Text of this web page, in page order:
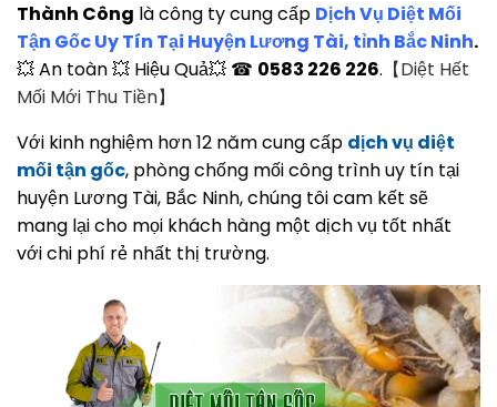
Thành Công là công ty cung cấp Dịch Vụ Diệt Mối
Tận Gốc Uy Tín Tại Huyện Lương Tài, tỉnh Bắc Ninh.
💥 An toàn 💥 Hiệu Quả💥 ☎ 0583 226 226. 【Diệt Hết
Mối Mới Thu Tiền】
Với kinh nghiệm hơn 12 năm cung cấp dịch vụ diệt
mối tận gốc, phòng chống mối công trình uy tín tại
huyện Lương Tài, Bắc Ninh, chúng tôi cam kết sẽ
mang lại cho mọi khách hàng một dịch vụ tốt nhất
với chi phí rẻ nhất thị trường.